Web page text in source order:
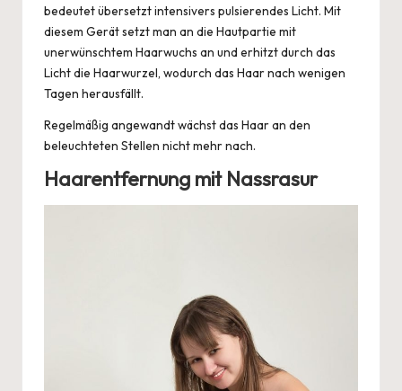
bedeutet übersetzt intensivers pulsierendes Licht. Mit
diesem Gerät setzt man an die Hautpartie mit
unerwünschtem Haarwuchs an und erhitzt durch das
Licht die Haarwurzel, wodurch das Haar nach wenigen
Tagen herausfällt.
Regelmäßig angewandt wächst das Haar an den
beleuchteten Stellen nicht mehr nach.
Haarentfernung mit Nassrasur